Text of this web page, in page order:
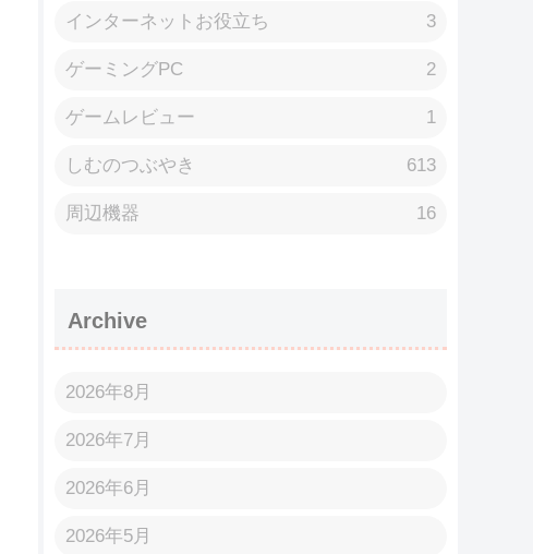
インターネットお役立ち 3
ゲーミングPC 2
ゲームレビュー 1
しむのつぶやき 613
周辺機器 16
Archive
2026年8月
2026年7月
2026年6月
2026年5月